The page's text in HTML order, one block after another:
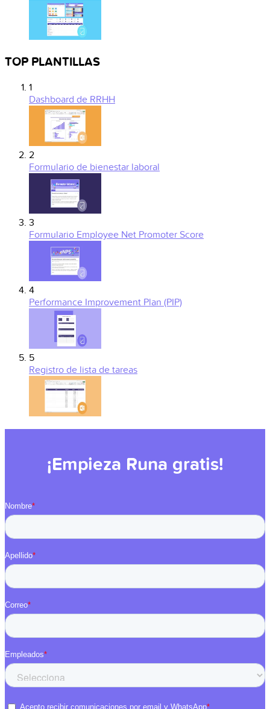
TOP PLANTILLAS
1
Dashboard de RRHH
2
Formulario de bienestar laboral
3
Formulario Employee Net Promoter Score
4
Performance Improvement Plan (PIP)
5
Registro de lista de tareas
¡Empieza Runa gratis!